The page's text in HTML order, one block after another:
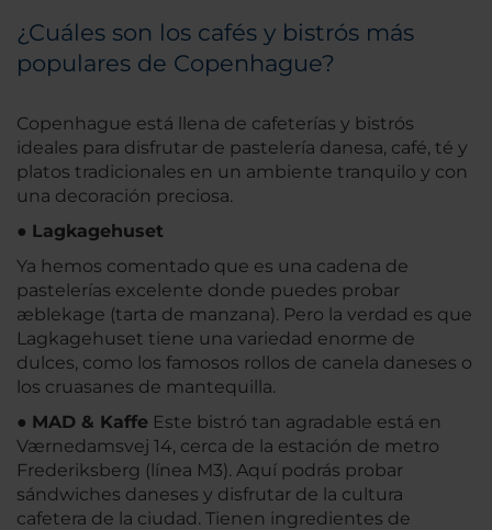
¿Cuáles son los cafés y bistrós más
populares de Copenhague?
Copenhague está llena de cafeterías y bistrós
ideales para disfrutar de pastelería danesa, café, té y
platos tradicionales en un ambiente tranquilo y con
una decoración preciosa.
● Lagkagehuset
Ya hemos comentado que es una cadena de
pastelerías excelente donde puedes probar
æblekage (tarta de manzana). Pero la verdad es que
Lagkagehuset tiene una variedad enorme de
dulces, como los famosos rollos de canela daneses o
los cruasanes de mantequilla.
● MAD & Kaffe Este bistró tan agradable está en
Værnedamsvej 14, cerca de la estación de metro
Frederiksberg (línea M3). Aquí podrás probar
sándwiches daneses y disfrutar de la cultura
cafetera de la ciudad. Tienen ingredientes de